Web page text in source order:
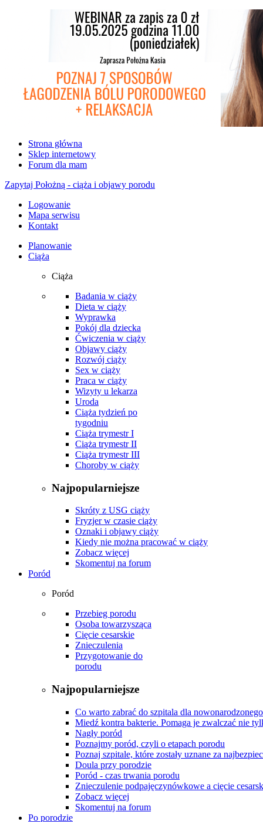
Strona główna
Sklep internetowy
Forum dla mam
Zapytaj Położną - ciąża i objawy porodu
Logowanie
Mapa serwisu
Kontakt
Planowanie
Ciąża
Ciąża
Badania w ciąży
Dieta w ciąży
Wyprawka
Pokój dla dziecka
Ćwiczenia w ciąży
Objawy ciąży
Rozwój ciąży
Sex w ciąży
Praca w ciąży
Wizyty u lekarza
Uroda
Ciąża tydzień po
tygodniu
Ciąża trymestr I
Ciąża trymestr II
Ciąża trymestr III
Choroby w ciąży
Najpopularniejsze
Skróty z USG ciąży
Fryzjer w czasie ciąży
Oznaki i objawy ciąży
Kiedy nie można pracować w ciąży
Zobacz więcej
Skomentuj na forum
Poród
Poród
Przebieg porodu
Osoba towarzysząca
Cięcie cesarskie
Znieczulenia
Przygotowanie do
porodu
Najpopularniejsze
Co warto zabrać do szpitala dla
Miedź kontra bakterie. Pomaga je zwalczać nie
Nagły poród
Poznajmy poród, czyli o etapach porodu
Poznaj szpitale, które zostały uznane za
Doula przy porodzie
Poród - czas trwania porodu
Znieczulenie podpajęczynówkowe a cięcie
Zobacz więcej
Skomentuj na forum
Po porodzie